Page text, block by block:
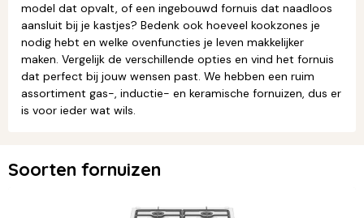
model dat opvalt, of een ingebouwd fornuis dat naadloos
aansluit bij je kastjes? Bedenk ook hoeveel kookzones je
nodig hebt en welke ovenfuncties je leven makkelijker
maken. Vergelijk de verschillende opties en vind het fornuis
dat perfect bij jouw wensen past. We hebben een ruim
assortiment gas-, inductie- en keramische fornuizen, dus er
is voor ieder wat wils.
Soorten fornuizen